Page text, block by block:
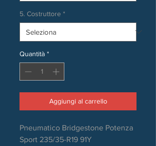
5. Costruttore *
Quantità *
Aggiungi al carrello
Pneumatico Bridgestone Potenza
Sport 235/35-R19 91Y